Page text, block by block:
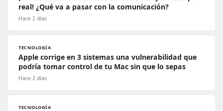
real! ¿Qué va a pasar con la comunicación?
Hace 2 días
TECNOLOGÍA
Apple corrige en 3 sistemas una vulnerabilidad que
podría tomar control de tu Mac sin que lo sepas
Hace 2 días
TECNOLOGÍA